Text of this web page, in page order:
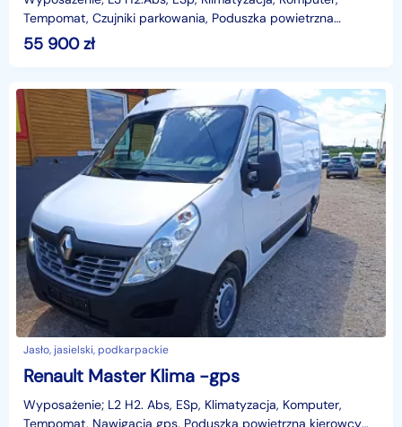
Tempomat, Czujniki parkowania, Poduszka powietrzna
kierowcy i pasażera, Elektryczne szyby, lusterka -ojgrze
55 900zł
Jasło, jasielski, podkarpackie
Renault Master Klima -gps
Wyposażenie; L2 H2. Abs, ESp, Klimatyzacja, Komputer,
Tempomat, Nawigacja gps, Poduszka powietrzna kierowcy